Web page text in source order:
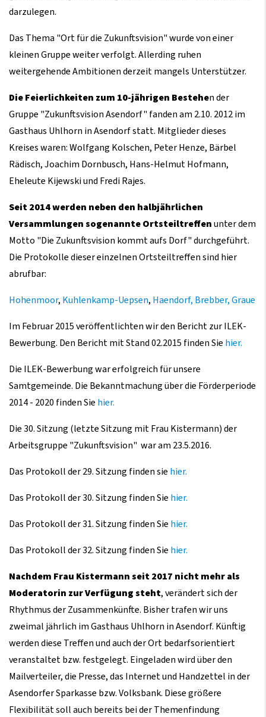
darzulegen.
Das Thema "Ort für die Zukunftsvision" wurde von einer
kleinen Gruppe weiter verfolgt. Allerding ruhen
weitergehende Ambitionen derzeit mangels Unterstützer.
Die Feierlichkeiten zum 10-jährigen Bestehen der
Gruppe "Zukunftsvision Asendorf" fanden am 2.10. 2012 im
Gasthaus Uhlhorn in Asendorf statt. Mitglieder dieses
Kreises waren: Wolfgang Kolschen, Peter Henze, Bärbel
Rädisch, Joachim Dornbusch, Hans-Helmut Hofmann,
Eheleute Kijewski und Fredi Rajes.
Seit 2014 werden neben den halbjährlichen
Versammlungen sogenannte Ortsteiltreffenunter dem
Motto "Die Zukunftsvision kommt aufs Dorf" durchgeführt.
Die Protokolle dieser einzelnen Ortsteiltreffen sind hier
abrufbar:
Hohenmoor, Kuhlenkamp-Uepsen, Haendorf, Brebber,Graue
Im Februar 2015 veröffentlichten wir den Bericht zur ILEK-
Bewerbung. Den Bericht mit Stand 02.2015 finden Sie hier.
Die ILEK-Bewerbung war erfolgreich für unsere
Samtgemeinde. Die Bekanntmachung über die Förderperiode
2014 - 2020 finden Sie hier.
Die 30. Sitzung (letzte Sitzung mit Frau Kistermann) der
Arbeitsgruppe "Zukunftsvision" war am 23.5.2016.
Das Protokoll der 29. Sitzung finden sie hier.
Das Protokoll der 30. Sitzung finden Sie hier.
Das Protokoll der 31. Sitzung finden Sie hier.
Das Protokoll der 32. Sitzung finden Sie hier.
Nachdem Frau Kistermann seit 2017 nicht mehr als
Moderatorin zur Verfügung steht, verändert sich der
Rhythmus der Zusammenkünfte. Bisher trafen wir uns
zweimal jährlich im Gasthaus Uhlhorn in Asendorf. Künftig
werden diese Treffen und auch der Ort bedarfsorientiert
veranstaltet bzw. festgelegt. Eingeladen wird über den
Mailverteiler, die Presse, das Internet und Handzettel in der
Asendorfer Sparkasse bzw. Volksbank. Diese größere
Flexibilität soll auch bereits bei der Themenfindung